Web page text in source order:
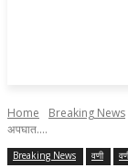
Home Breaking News
अपघात....
Breaking News वणी